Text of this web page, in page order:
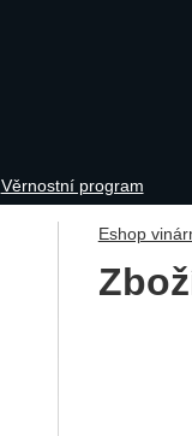
Eshop
Věrnostní program